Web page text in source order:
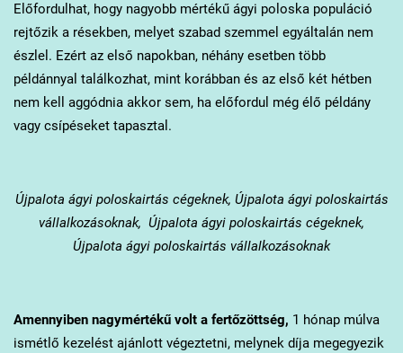
Előfordulhat, hogy nagyobb mértékű ágyi poloska populáció
rejtőzik a résekben, melyet szabad szemmel egyáltalán nem
észlel. Ezért az első napokban, néhány esetben több
példánnyal találkozhat, mint korábban és az első két hétben
nem kell aggódnia akkor sem, ha előfordul még élő példány
vagy csípéseket tapasztal.
Újpalota ágyi poloskairtás cégeknek, Újpalota ágyi poloskairtás
vállalkozásoknak, Újpalota ágyi poloskairtás cégeknek,
Újpalota ágyi poloskairtás vállalkozásoknak
Amennyiben nagymértékű volt a fertőzöttség, 1 hónap múlva
ismétlő kezelést ajánlott végeztetni, melynek díja megegyezik